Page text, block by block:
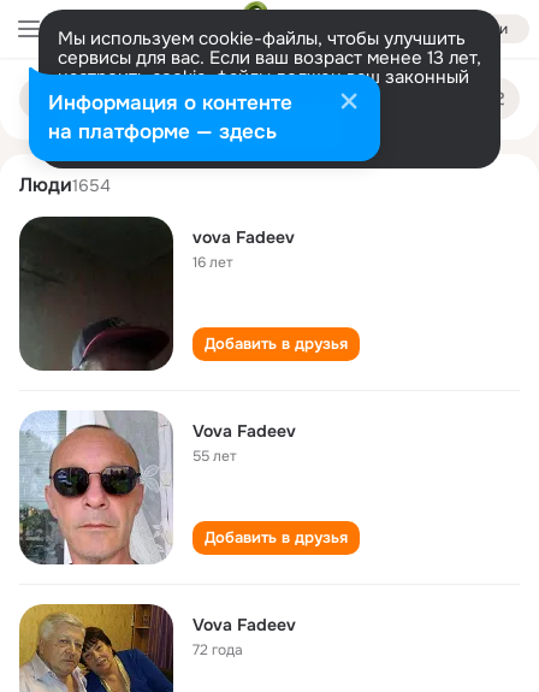
Войти
Мы используем cookie-файлы, чтобы улучшить
сервисы для вас. Если ваш возраст менее 13 лет,
настроить cookie-файлы должен ваш законный
представитель. Больше информации
Разрешить все Настроить
Поиск
людям
vova fadeev
Люди1654
vova Fadeev
16 лет
Добавить в друзья
Vova Fadeev
55 лет
Добавить в друзья
Vova Fadeev
72 года
Информация о контенте
на платформе — здесь